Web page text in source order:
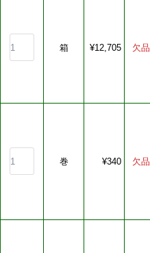
箱 ¥12,705
巻 ¥340